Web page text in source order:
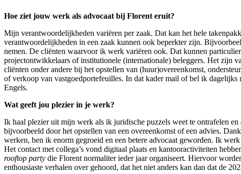
Hoe ziet jouw werk als advocaat bij Florent eruit?
Mijn verantwoordelijkheden variëren per zaak. Dat kan het hele
verantwoordelijkheden in een zaak kunnen ook beperkter zijn.
nemen. De cliënten waarvoor ik werk variëren ook. Dat kunnen
projectontwikkelaars of institutionele (internationale) beleggers. Het zijn
cliënten onder andere bij het opstellen van (huur)overeenkomst,
of verkoop van vastgoedportefeuilles. In dat kader mail of bel ik
Engels.
Wat geeft jou plezier in je werk?
Ik haal plezier uit mijn werk als ik juridische puzzels weet te ontrafelen
bijvoorbeeld door het opstellen van een overeenkomst of een advies.
werken, ben ik enorm gegroeid en een betere advocaat geworden. Ik
Het contact met collega’s vond digitaal plaats en kantooractiviteiten
rooftop party die Florent normaliter ieder jaar organiseert. Hiervoor
enthousiaste verhalen over gehoord, dat het niet anders kan dan dat de